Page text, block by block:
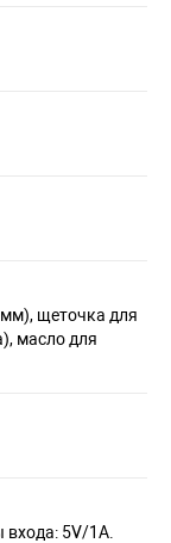
щеточка для
масло для
5V/1A.